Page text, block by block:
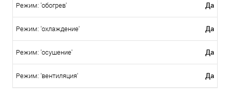
Режим: 'обогрев' Да
Режим: 'охлаждение' Да
Режим: 'осушение' Да
Режим: 'вентиляция' Да